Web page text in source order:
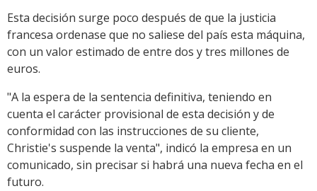
Esta decisión surge poco después de que la justicia
francesa ordenase que no saliese del país esta máquina,
con un valor estimado de entre dos y tres millones de
euros.
"A la espera de la sentencia definitiva, teniendo en
cuenta el carácter provisional de esta decisión y de
conformidad con las instrucciones de su cliente,
Christie's suspende la venta", indicó la empresa en un
comunicado, sin precisar si habrá una nueva fecha en el
futuro.